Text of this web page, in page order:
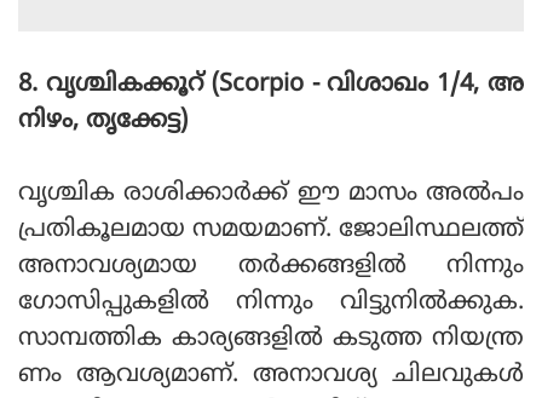
8. വൃശ്ചികക്കൂറ് (Scorpio - വിശാഖം 1/4, അ
നിഴം, തൃക്കേട്ട)
വൃശ്ചിക രാശിക്കാര്‍ക്ക് ഈ മാസം അല്‍പം
പ്രതികൂലമായ സമയമാണ്. ജോലിസ്ഥലത്ത്
അനാവശ്യമായ തര്‍ക്കങ്ങളില്‍ നിന്നും
ഗോസിപ്പുകളില്‍ നിന്നും വിട്ടുനില്‍ക്കുക.
സാമ്പത്തിക കാര്യങ്ങളില്‍ കടുത്ത നിയന്ത്ര
ണം ആവശ്യമാണ്. അനാവശ്യ ചിലവുകള്‍